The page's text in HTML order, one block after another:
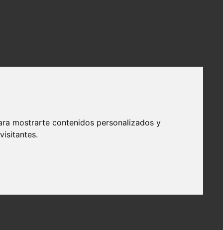
mostrarte contenidos personalizados y